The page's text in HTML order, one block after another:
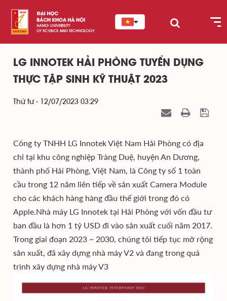
LG INNOTEK HẢI PHÒNG TUYỂN DỤNG
THỰC TẬP SINH KỸ THUẬT 2023
Thứ tư - 12/07/2023 03:29
Công ty TNHH LG Innotek Việt Nam Hải Phòng có địa
chỉ tại khu công nghiệp Tràng Duệ, huyện An Dương,
thành phố Hải Phòng, Việt Nam, là Công ty số 1 toàn
cầu trong 12 năm liên tiếp về sản xuất Camera Module
cho các khách hàng hàng đầu thế giới trong đó có
Apple.Nhà máy LG Innotek tại Hải Phòng với vốn đầu tư
ban đầu là hơn 1 tỷ USD đi vào sản xuất cuối năm 2017.
Trong giai đoạn 2023 ~ 2030, chúng tôi tiếp tục mở rộng
sản xuất, đã xây dựng nhà máy V2 và đang trong quá
trình xây dựng nhà máy V3